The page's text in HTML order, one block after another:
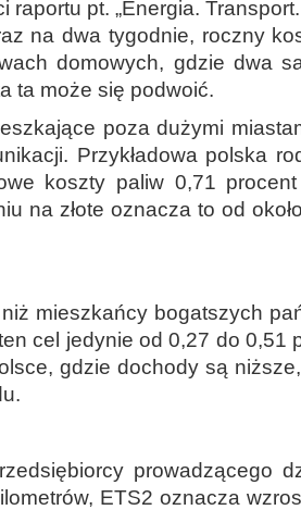
pt. „Energia.
na dwa tygodnie, roczny
domowych, gdzie dwa
ta może się podwoić.
poza dużymi
Przykładowa polska
koszty paliw 0,71
na złote oznacza to od
mieszkańcy bogatszych
cel jedynie od 0,27 do 0,51
gdzie dochody są
prowadzącego
ETS2 oznacza